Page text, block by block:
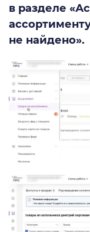
в разделе
не найдено».